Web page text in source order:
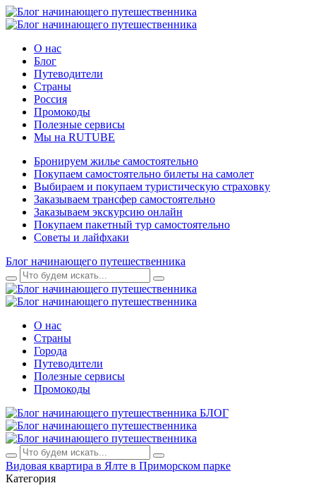
О нас
Блог
Путеводители
Страны
Россия
Промокоды
Полезные сервисы
Мы на RUTUBE
Бронируем жилье самостоятельно
Покупаем самостоятельно билеты на самолет
Выбираем и покупаем туристическую страховку
Заказываем трансфер самостоятельно
Заказываем экскурсию онлайн
Покупаем пакетный тур самостоятельно
Советы и лайфхаки
Блог начинающего путешественника
О нас
Страны
Города
Путеводители
Полезные сервисы
Промокоды
БЛОГ
Видовая квартира в Ялте в Приморском парке
Категория